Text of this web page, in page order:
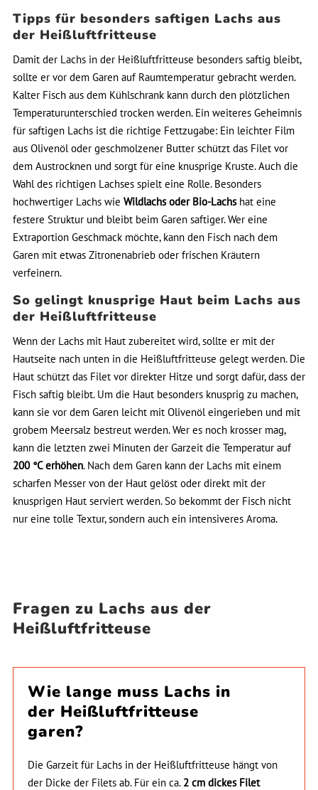
Tipps für besonders saftigen Lachs aus
der Heißluftfritteuse
Damit der Lachs in der Heißluftfritteuse besonders saftig bleibt,
sollte er vor dem Garen auf Raumtemperatur gebracht werden.
Kalter Fisch aus dem Kühlschrank kann durch den plötzlichen
Temperaturunterschied trocken werden. Ein weiteres Geheimnis
für saftigen Lachs ist die richtige Fettzugabe: Ein leichter Film
aus Olivenöl oder geschmolzener Butter schützt das Filet vor
dem Austrocknen und sorgt für eine knusprige Kruste. Auch die
Wahl des richtigen Lachses spielt eine Rolle. Besonders
hochwertiger Lachs wie Wildlachs oder Bio-Lachshat eine
festere Struktur und bleibt beim Garen saftiger. Wer eine
Extraportion Geschmack möchte, kann den Fisch nach dem
Garen mit etwas Zitronenabrieb oder frischen Kräutern
verfeinern.
So gelingt knusprige Haut beim Lachs aus
der Heißluftfritteuse
Wenn der Lachs mit Haut zubereitet wird, sollte er mit der
Hautseite nach unten in die Heißluftfritteuse gelegt werden. Die
Haut schützt das Filet vor direkter Hitze und sorgt dafür, dass der
Fisch saftig bleibt. Um die Haut besonders knusprig zu machen,
kann sie vor dem Garen leicht mit Olivenöl eingerieben und mit
grobem Meersalz bestreut werden. Wer es noch krosser mag,
kann die letzten zwei Minuten der Garzeit die Temperatur auf
200 °C erhöhen. Nach dem Garen kann der Lachs mit einem
scharfen Messer von der Haut gelöst oder direkt mit der
knusprigen Haut serviert werden. So bekommt der Fisch nicht
nur eine tolle Textur, sondern auch ein intensiveres Aroma.
Fragen zu Lachs aus der
Heißluftfritteuse
Wie lange muss Lachs in
der Heißluftfritteuse
garen?
Die Garzeit für Lachs in der Heißluftfritteuse hängt von
der Dicke der Filets ab. Für ein ca. 2 cm dickes Filet